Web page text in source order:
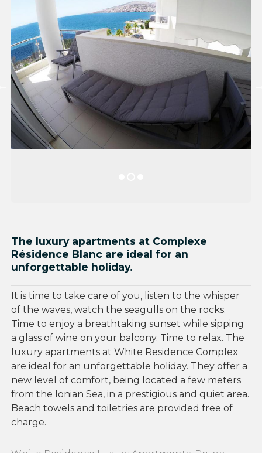
The luxury apartments at Complexe
Résidence Blanc are ideal for an
unforgettable holiday.
It is time to take care of you, listen to the whisper
of the waves, watch the seagulls on the rocks.
Time to enjoy a breathtaking sunset while sipping
a glass of wine on your balcony. Time to relax. The
luxury apartments at White Residence Complex
are ideal for an unforgettable holiday. They offer a
new level of comfort, being located a few meters
from the Ionian Sea, in a prestigious and quiet area.
Beach towels and toiletries are provided free of
charge.